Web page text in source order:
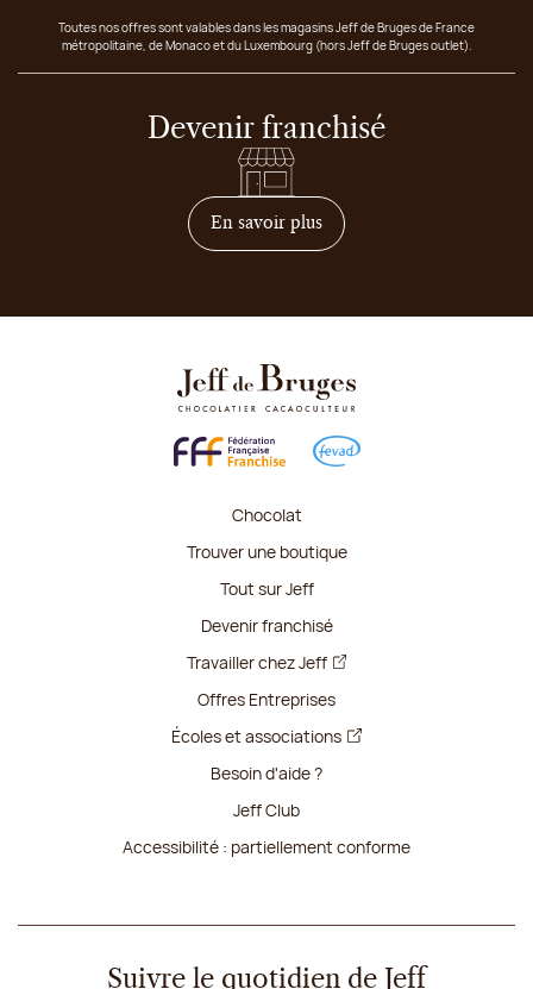
Toutes nos offres sont valables dans les magasins Jeff de Bruges de France
métropolitaine, de Monaco et du Luxembourg (hors Jeff de Bruges outlet).
Devenir franchisé
En savoir plussur comment devenir
Chocolat
Trouver une boutique
Tout sur Jeff
Devenir franchisé
Travailler chez Jeff
Offres Entreprises
Écoles et associations
Besoin d'aide ?
Jeff Club
Accessibilité : partiellement conforme
Suivre le quotidien de Jeff